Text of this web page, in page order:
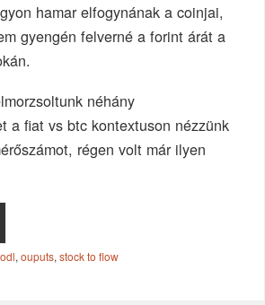
hamar elfogynának a coinjai,
gyengén felverné a forint árát a
néhány
a fiat vs btc kontextuson nézzünk
régen volt már ilyen
,ouputs,stock to flow